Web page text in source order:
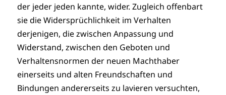
der jeder jeden kannte, wider. Zugleich offenbart
sie die Widersprüchlichkeit im Verhalten
derjenigen, die zwischen Anpassung und
Widerstand, zwischen den Geboten und
Verhaltensnormen der neuen Machthaber
einerseits und alten Freundschaften und
Bindungen andererseits zu lavieren versuchten,